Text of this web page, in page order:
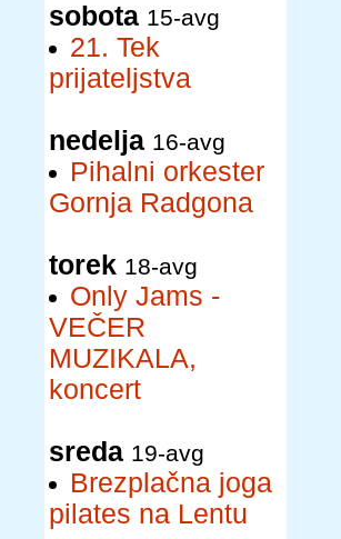
sobota 15-avg
21. Tek
prijateljstva
nedelja 16-avg
Pihalni orkester
Gornja Radgona
torek 18-avg
Only Jams -
VEČER
MUZIKALA,
koncert
sreda 19-avg
Brezplačna joga
pilates na Lentu